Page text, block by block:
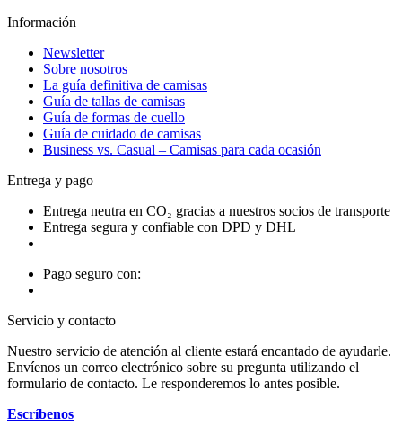
Información
Newsletter
Sobre nosotros
La guía definitiva de camisas
Guía de tallas de camisas
Guía de formas de cuello
Guía de cuidado de camisas
Business vs. Casual – Camisas para cada ocasión
Entrega y pago
Entrega neutra en CO₂ gracias a nuestros socios de transporte
Entrega segura y confiable con DPD y DHL
Pago seguro con:
Servicio y contacto
Nuestro servicio de atención al cliente estará encantado de ayudarle.
Envíenos un correo electrónico sobre su pregunta utilizando el
formulario de contacto. Le responderemos lo antes posible.
Escríbenos